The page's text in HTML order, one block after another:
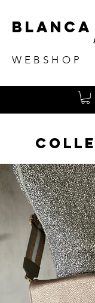
WEBSHOP